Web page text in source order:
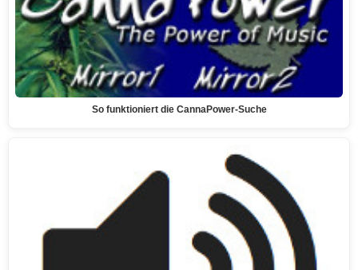
So funktioniert die CannaPower-Suche